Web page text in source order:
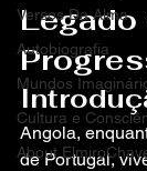
Versos Da Alma
Autobiografia
Mundos
Cultura e
About
Legado
Angola,
de Portugal,